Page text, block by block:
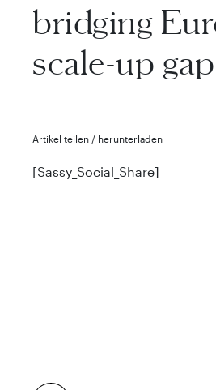
bridging
scale-up gap
Artikel teilen / herunterladen
[Sassy_Social_Share]